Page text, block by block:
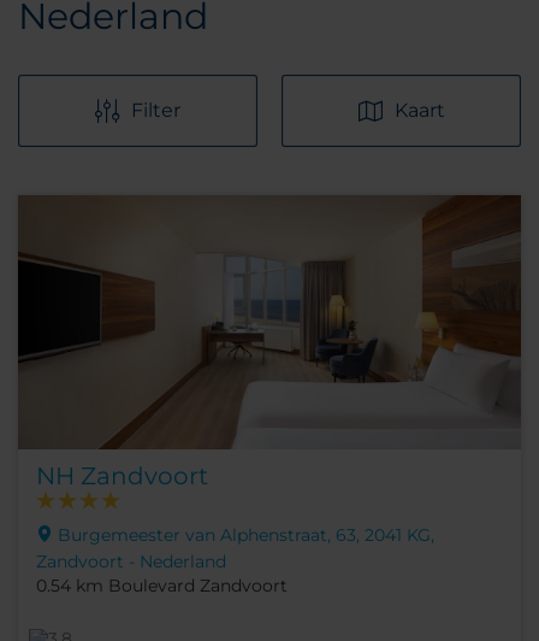
Nederland
Filter Kaart
NH Zandvoort
Burgemeester van Alphenstraat, 63, 2041 KG,
Zandvoort - Nederland
0.54 km Boulevard Zandvoort